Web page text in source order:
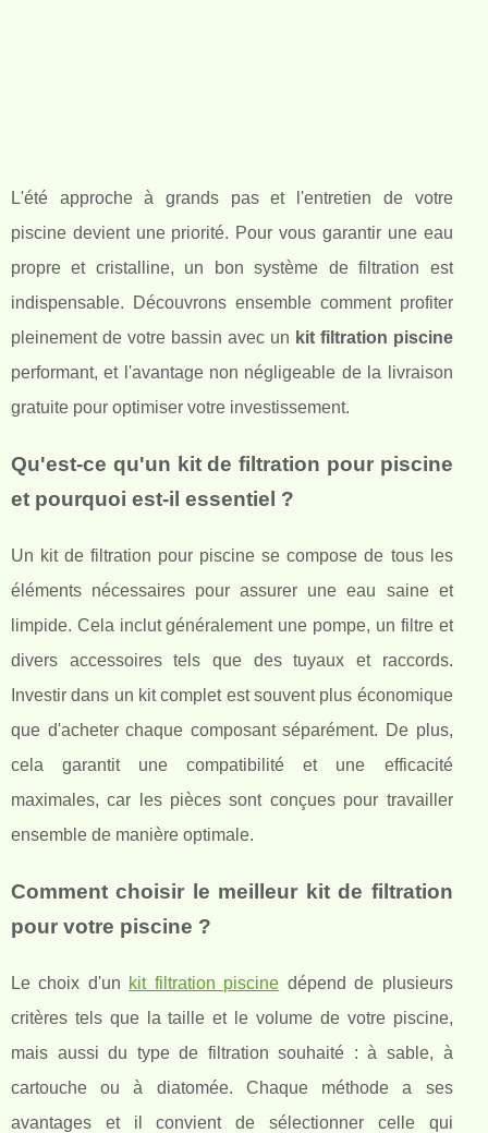
L'été approche à grands pas et l'entretien de votre
piscine devient une priorité. Pour vous garantir une eau
propre et cristalline, un bon système de filtration est
indispensable. Découvrons ensemble comment profiter
pleinement de votre bassin avec un kit filtration piscine
performant, et l'avantage non négligeable de la livraison
gratuite pour optimiser votre investissement.
Qu'est-ce qu'un kit de filtration pour piscine
et pourquoi est-il essentiel ?
Un kit de filtration pour piscine se compose de tous les
éléments nécessaires pour assurer une eau saine et
limpide. Cela inclut généralement une pompe, un filtre et
divers accessoires tels que des tuyaux et raccords.
Investir dans un kit complet est souvent plus économique
que d'acheter chaque composant séparément. De plus,
cela garantit une compatibilité et une efficacité
maximales, car les pièces sont conçues pour travailler
ensemble de manière optimale.
Comment choisir le meilleur kit de filtration
pour votre piscine ?
Le choix d'un kit filtration piscine dépend de plusieurs
critères tels que la taille et le volume de votre piscine,
mais aussi du type de filtration souhaité : à sable, à
cartouche ou à diatomée. Chaque méthode a ses
avantages et il convient de sélectionner celle qui